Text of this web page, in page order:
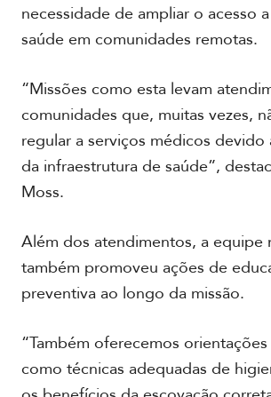
necessidade de ampliar o acesso
saúde em comunidades remotas.
“Missões como esta levam
comunidades que, muitas vezes,
regular a serviços médicos devido
da infraestrutura de saúde”,
Moss.
Além dos atendimentos, a equipe
também promoveu ações de
preventiva ao longo da missão.
“Também oferecemos
como técnicas adequadas de